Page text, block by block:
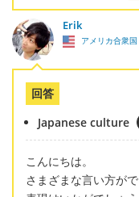
Erik
アメリカ合衆国
回答
Japanese culture
こんにちは。
さまざまな言い方が